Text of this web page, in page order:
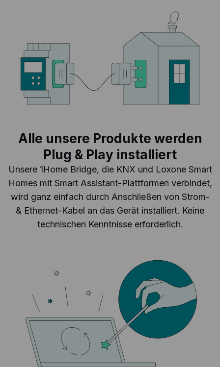
Alle unsere Produkte werden
Plug & Play installiert
Unsere 1Home Bridge, die KNX und Loxone Smart
Homes mit Smart Assistant-Plattformen verbindet,
wird ganz einfach durch Anschließen von Strom-
& Ethernet-Kabel an das Gerät installiert. Keine
technischen Kenntnisse erforderlich.